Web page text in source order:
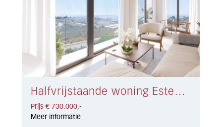
Halfvrijstaande woning Estepona € 730.000,-
Prijs € 730.000,-
Meer informatie